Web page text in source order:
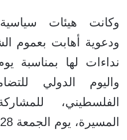
وكانت هيئات سياسية
ودعوية أهابت بعموم
نداءات لها بمناسبة
واليوم الدولي
الفلسطيني،
المسيرة، يوم الجمعة 28 مارس 2025.